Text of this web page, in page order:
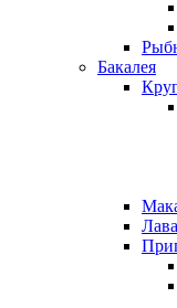
Бакалея